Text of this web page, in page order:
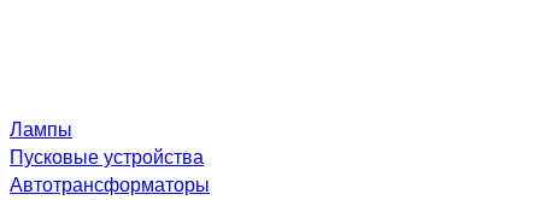
Лампы
Пусковые устройства
Автотрансформаторы